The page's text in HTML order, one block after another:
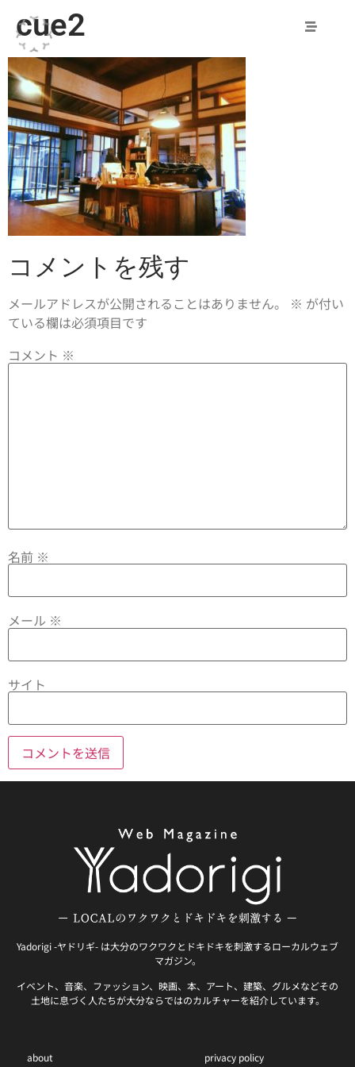
cue2
コメントを残す
メールアドレスが公開されることはありません。 ※ が付い
ている欄は必須項目です
コメント ※
名前 ※
メール ※
サイト
Yadorigi -ヤドリギ- は大分のワクワクとドキドキを刺激するローカルウェブ
マガジン。
イベント、音楽、ファッション、映画、本、アート、建築、グルメなどその
土地に息づく人たちが大分ならではのカルチャーを紹介しています。
about privacy policy